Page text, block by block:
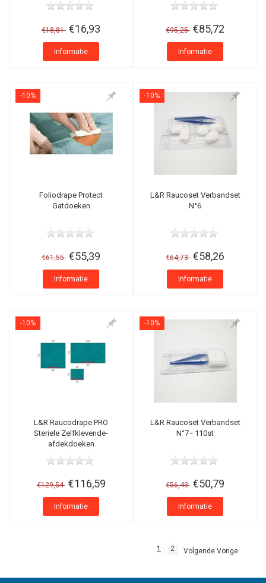
€18,81 €16,93
Informatie
€95,25 €85,72
Informatie
-10%
Foliodrape Protect
Gatdoeken
€61,55 €55,39
Informatie
-10%
L&R Raucoset Verbandset
N°6
€64,73 €58,26
Informatie
-10%
L&R Raucodrape PRO
Steriele Zelfklevende-
afdekdoeken
€129,54 €116,59
Informatie
-10%
L&R Raucoset Verbandset
N°7 - 110st
€56,43 €50,79
Informatie
1 2 Volgende Vorige